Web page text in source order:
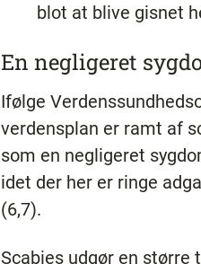
blot at blive gisnet
En negligeret
Ifølge
verdensplan er ramt af
som en negligeret
idet der her er ringe
(6,7).
Scabies udgør en større